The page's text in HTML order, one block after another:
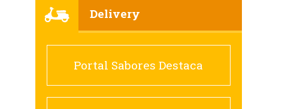
Cafés
Churrascarias
Delivery
Portal Sabores Destaca